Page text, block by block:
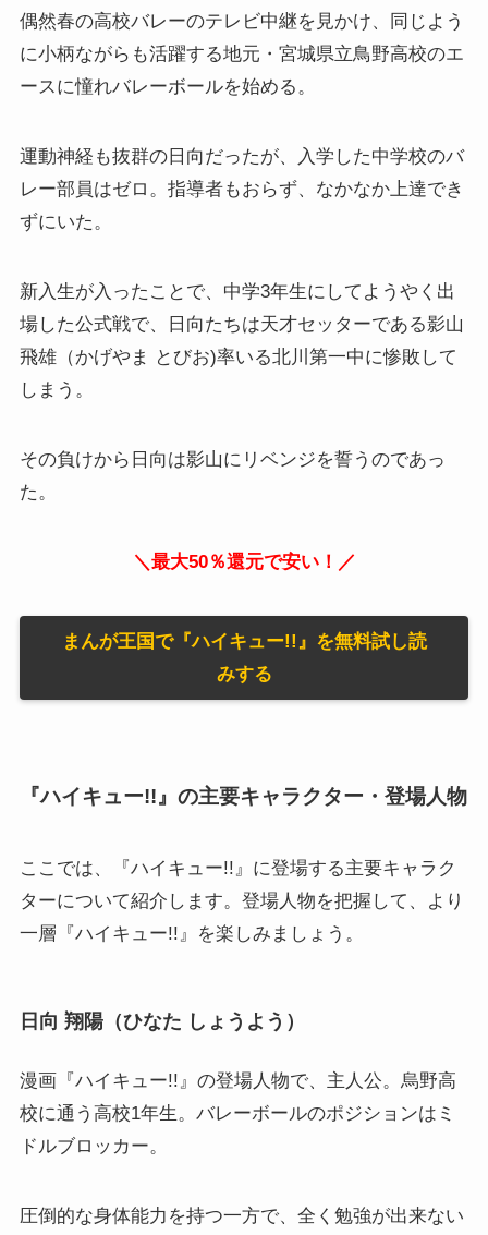
偶然春の高校バレーのテレビ中継を見かけ、同じよう
に小柄ながらも活躍する地元・宮城県立鳥野高校のエ
ースに憧れバレーボールを始める。
運動神経も抜群の日向だったが、入学した中学校のバ
レー部員はゼロ。指導者もおらず、なかなか上達でき
ずにいた。
新入生が入ったことで、中学3年生にしてようやく出
場した公式戦で、日向たちは天才セッターである影山
飛雄（かげやま とびお)率いる北川第一中に惨敗して
しまう。
その負けから日向は影山にリベンジを誓うのであっ
た。
＼最大50％還元で安い！／
まんが王国で『ハイキュー!!』を無料試し読
みする
『ハイキュー!!』の主要キャラクター・登場人物
ここでは、『ハイキュー!!』に登場する主要キャラク
ターについて紹介します。登場人物を把握して、より
一層『ハイキュー!!』を楽しみましょう。
日向 翔陽（ひなた しょうよう）
漫画『ハイキュー!!』の登場人物で、主人公。烏野高
校に通う高校1年生。バレーボールのポジションはミ
ドルブロッカー。
圧倒的な身体能力を持つ一方で、全く勉強が出来ない